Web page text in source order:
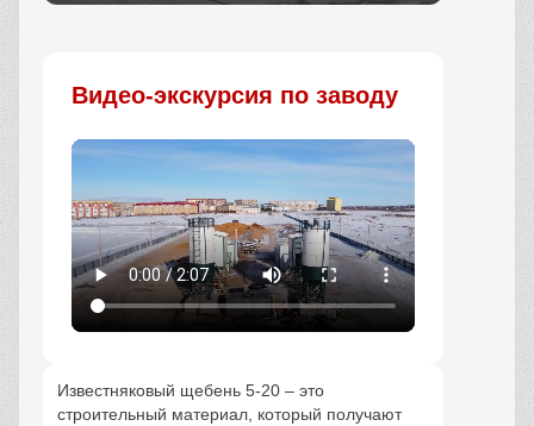
Видео-экскурсия по заводу
Известняковый щебень 5-20 – это
строительный материал, который получают